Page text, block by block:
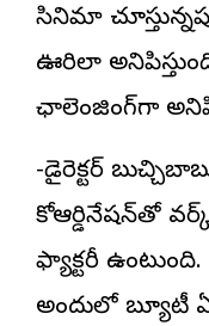
సినిమా
ఊరిలా
ఛాలెంజింగ్‌గా
-డైరెక్టర్
కోఆర్డినేషన్‌తో
ఫ్యాక్టరీ
అందులో బ్యూటీ